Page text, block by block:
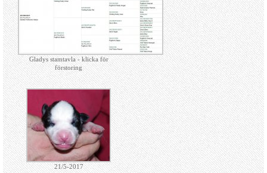
Gladys stamtavla - klicka för
förstoring
21/5-2017